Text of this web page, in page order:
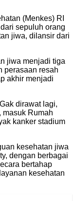
(Menkes) RI
sepuluh orang
jiwa, dilansir dari
jiwa menjadi tiga
perasaan resah
akhir menjadi
dirawat lagi,
masuk Rumah
kanker stadium
kesehatan jiwa
dengan berbagai
bertahap
kesehatan